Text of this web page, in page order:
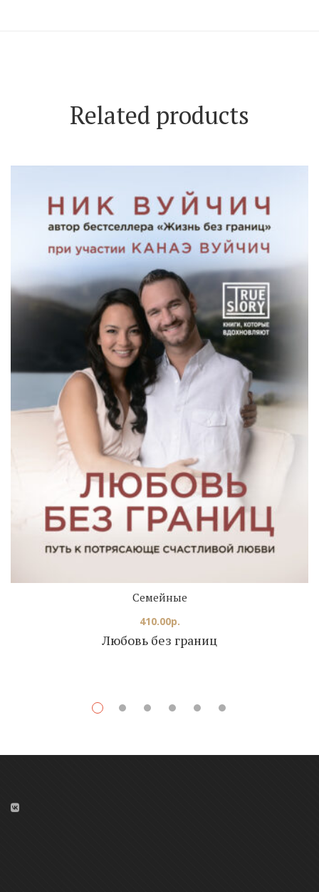
Related products
Любовь без границ
Семейные
410.00р.